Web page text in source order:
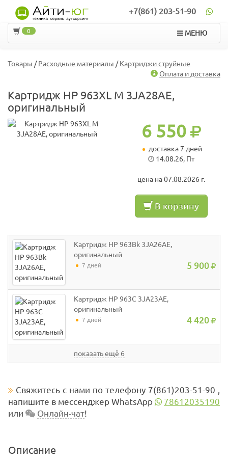
+7(861) 203-51-90
МЕНЮ
0
Товары /Расходные материалы /Картриджи струйные
Оплата и доставка
Картридж HP 963XL M 3JA28AE,
оригинальный
6 550
доставка 7 дней
14.08.26, Пт
цена на 07.08.2026 г.
В корзину
Картридж HP 963Bk 3JA26AE,
оригинальный
7 дней 5 900
Картридж HP 963C 3JA23AE,
оригинальный
7 дней 4 420
показать ещё 6
Свяжитесь с нами по телефону 7(861)203-51-90 ,
напишите в мессенджер WhatsApp
78612035190
или
Онлайн-чат!
Описание